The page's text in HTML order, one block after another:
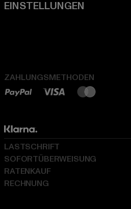
ZAHLUNGSMETHODEN
LASTSCHRIFT
SOFORTÜBERWEISUNG
RATENKAUF
RECHNUNG